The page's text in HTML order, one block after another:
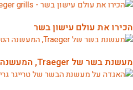
הכירו את עולם עישון בשר
מעשנת בשר של Traeger, המעשנה הטובה ביותר בעולם!